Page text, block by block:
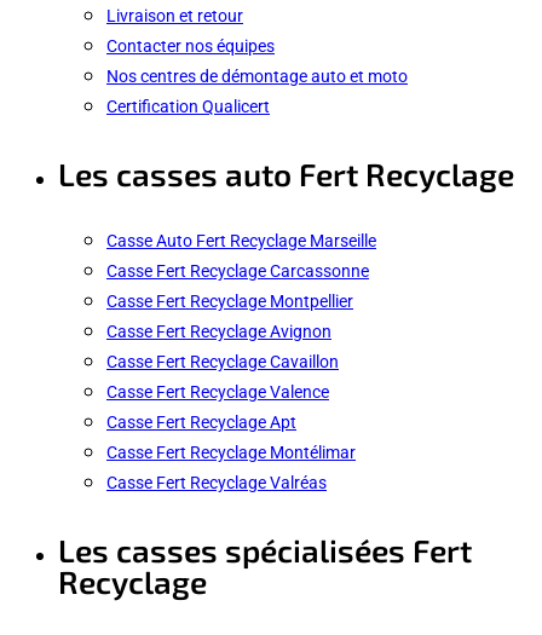
Livraison et retour
Contacter nos équipes
Nos centres de démontage auto et moto
Certification Qualicert
Les casses auto Fert Recyclage
Casse Auto Fert Recyclage Marseille
Casse Fert Recyclage Carcassonne
Casse Fert Recyclage Montpellier
Casse Fert Recyclage Avignon
Casse Fert Recyclage Cavaillon
Casse Fert Recyclage Valence
Casse Fert Recyclage Apt
Casse Fert Recyclage Montélimar
Casse Fert Recyclage Valréas
Les casses spécialisées Fert
Recyclage